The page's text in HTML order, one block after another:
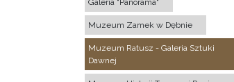
Galeria "Panorama"
Muzeum Zamek w Dębnie
Muzeum Ratusz - Galeria Sztuki
Dawnej